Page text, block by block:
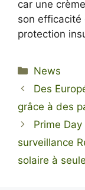
car une
son efficacité
protection
Categories
News
Des
grâce à des
Prime
surveillance
solaire à